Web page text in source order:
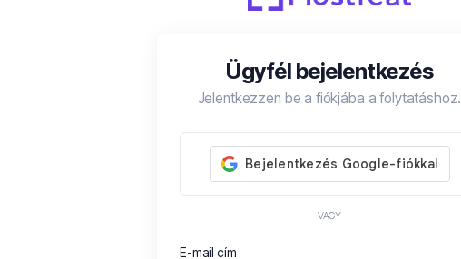
Ügyfél bejelentkezés
Jelentkezzen be a fiókjába a folytatáshoz.
VAGY
E-mail cím